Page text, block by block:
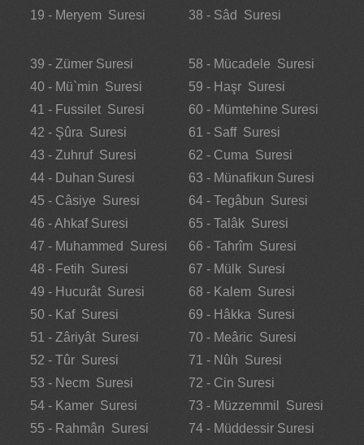
19 - Meryem Suresi
38 - Sâd Suresi
39 - Zümer Suresi
40 - Mü`min Suresi
41 - Fussilet Suresi
42 - Şûra Suresi
43 - Zuhruf Suresi
44 - Duhan Suresi
45 - Câsiye Suresi
46 - Ahkaf Suresi
47 - Muhammed Suresi
48 - Fetih Suresi
49 - Hucurât Suresi
50 - Kaf Suresi
51 - Zâriyât Suresi
52 - Tûr Suresi
53 - Necm Suresi
54 - Kamer Suresi
55 - Rahmân Suresi
58 - Mücadele Suresi
59 - Haşr Suresi
60 - Mümtehine Suresi
61 - Saff Suresi
62 - Cuma Suresi
63 - Münafikun Suresi
64 - Tegâbun Suresi
65 - Talâk Suresi
66 - Tahrîm Suresi
67 - Mülk Suresi
68 - Kalem Suresi
69 - Hâkka Suresi
70 - Meâric Suresi
71 - Nûh Suresi
72 - Cin Suresi
73 - Müzzemmil Suresi
74 - Müddessir Suresi